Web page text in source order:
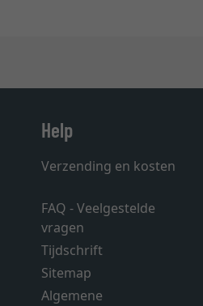
Help
Verzending en kosten
FAQ - Veelgestelde
vragen
Tijdschrift
Sitemap
Algemene